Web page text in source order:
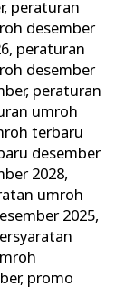
, peraturan
desember
, peraturan
desember
, peraturan
umroh
terbaru
desember
2028,
umroh
2025,
, promo